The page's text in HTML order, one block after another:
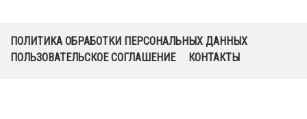
ПОЛИТИКА ОБРАБОТКИ ПЕРСОНАЛЬНЫХ ДАННЫХ
ПОЛЬЗОВАТЕЛЬСКОЕ СОГЛАШЕНИЕ
КОНТАКТЫ